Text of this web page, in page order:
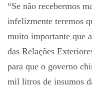
“Se não recebermos
infelizmente teremos
muito importante que
das Relações
para que o governo
mil litros de insumos